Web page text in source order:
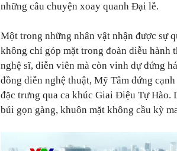
những câu chuyện xoay quanh Đại lễ.
Một trong những nhân vật nhận được sự
không chỉ góp mặt trong đoàn diễu hành
nghệ sĩ, diễn viên mà còn vinh dự đứng
đồng diễn nghệ thuật, Mỹ Tâm đứng
đặc trưng qua ca khúc Giai Điệu Tự Hào.
búi gọn gàng, khuôn mặt không cầu kỳ